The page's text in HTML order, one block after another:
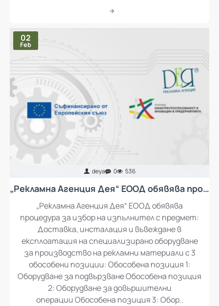
02
Feb
deya 0 536
„Рекламна Агенция Дея“ ЕООД обявява процедура за избор на изпълнител с предмет: Доставка, инсталация и въвеждане в експлоатация на специализирано оборудване за производство на рекламни материали
„Рекламна Агенция Дея“ ЕООД обявява
процедура за избор на изпълнител с предмет:
Доставка, инсталация и въвеждане в
експлоатация на специализирано оборудване
за производство на рекламни материали с 3
обособени позиции: Обособена позиция 1:
Оборудване за подвързване Обособена позиция
2: Оборудване за довършителни
операции Обособена позиция 3: Обор..